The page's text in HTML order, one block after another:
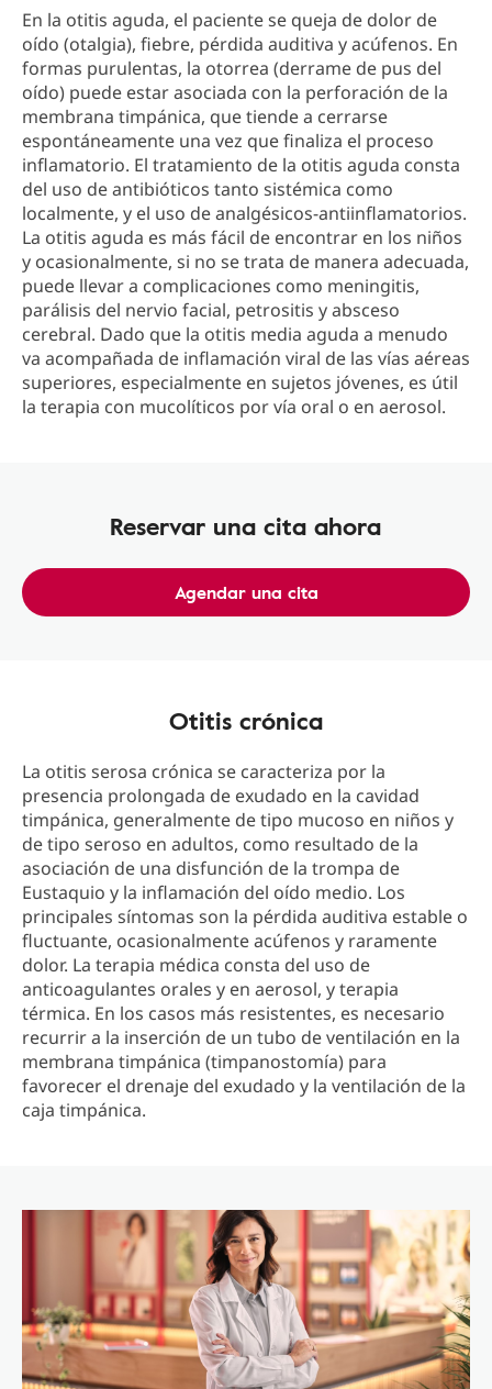
En la otitis aguda, el paciente se queja de dolor de
oído (otalgia), fiebre, pérdida auditiva y acúfenos. En
formas purulentas, la otorrea (derrame de pus del
oído) puede estar asociada con la perforación de la
membrana timpánica, que tiende a cerrarse
espontáneamente una vez que finaliza el proceso
inflamatorio. El tratamiento de la otitis aguda consta
del uso de antibióticos tanto sistémica como
localmente, y el uso de analgésicos-antiinflamatorios.
La otitis aguda es más fácil de encontrar en los niños
y ocasionalmente, si no se trata de manera adecuada,
puede llevar a complicaciones como meningitis,
parálisis del nervio facial, petrositis y absceso
cerebral. Dado que la otitis media aguda a menudo
va acompañada de inflamación viral de las vías aéreas
superiores, especialmente en sujetos jóvenes, es útil
la terapia con mucolíticos por vía oral o en aerosol.
Reservar una cita ahora
Agendar una cita
Otitis crónica
La otitis serosa crónica se caracteriza por la
presencia prolongada de exudado en la cavidad
timpánica, generalmente de tipo mucoso en niños y
de tipo seroso en adultos, como resultado de la
asociación de una disfunción de la trompa de
Eustaquio y la inflamación del oído medio. Los
principales síntomas son la pérdida auditiva estable o
fluctuante, ocasionalmente acúfenos y raramente
dolor. La terapia médica consta del uso de
anticoagulantes orales y en aerosol, y terapia
térmica. En los casos más resistentes, es necesario
recurrir a la inserción de un tubo de ventilación en la
membrana timpánica (timpanostomía) para
favorecer el drenaje del exudado y la ventilación de la
caja timpánica.